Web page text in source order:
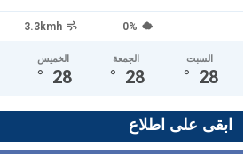
3.3kmh 0%
الخميس
28
°
الجمعة
28
°
السبت
28
°
ابقى على اطلاع